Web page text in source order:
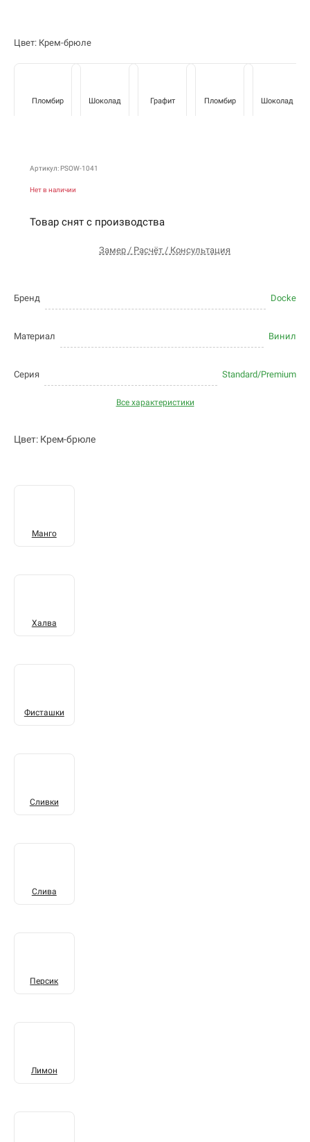
Цвет: Крем-брюле
Пломбир Шоколад Графит Пломбир Шоколад
Артикул: PSOW-1041
Нет в наличии
Товар снят с производства
Замер / Расчёт / Консультация
Бренд Docke
Материал Винил
Серия Standard/Premium
Все характеристики
Цвет: Крем-брюле
Манго
Халва
Фисташки
Сливки
Слива
Персик
Лимон